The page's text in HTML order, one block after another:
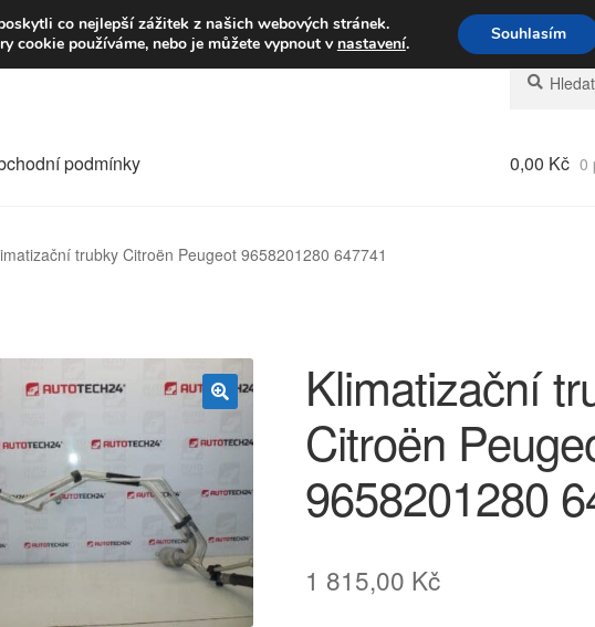
Volejte po-pá 9-16 704 494
Hledat:
Hledat
podmínky 0,00 Kč 0
trubky Citroën Peugeot 9658201280 647741
Klimatizační
Citroën
9658201280
1 815,00 Kč
co nejlepší zážitek z našich webových stránek.
cookie používáme, nebo je můžete vypnout v nastavení. Souhlasím